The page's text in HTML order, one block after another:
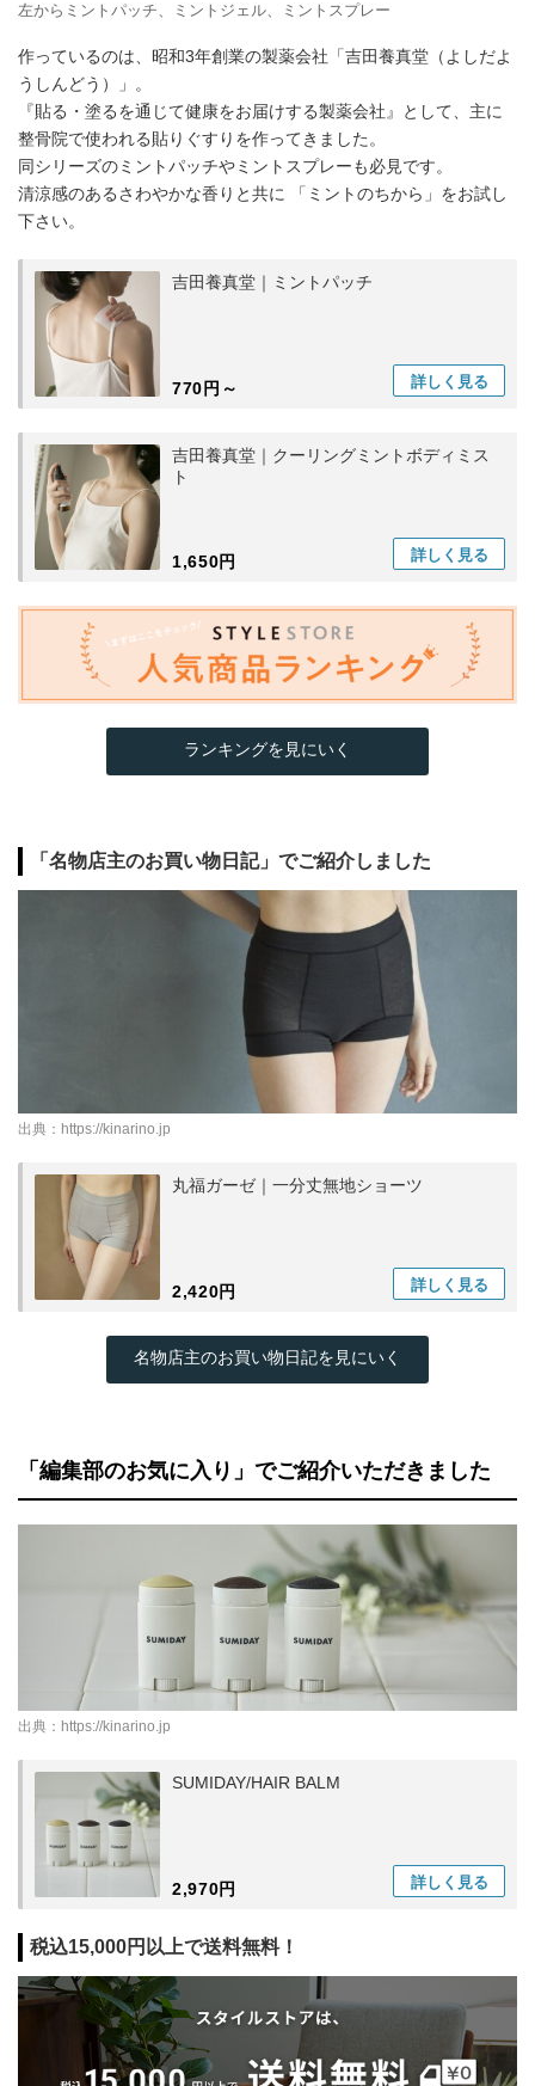
左からミントパッチ、ミントジェル、ミントスプレー
作っているのは、昭和3年創業の製薬会社「吉田養真堂（よしだよ
うしんどう）」。
『貼る・塗るを通じて健康をお届けする製薬会社』として、主に
整骨院で使われる貼りぐすりを作ってきました。
同シリーズのミントパッチやミントスプレーも必見です。
清涼感のあるさわやかな香りと共に 「ミントのちから」をお試し
下さい。
吉田養真堂｜ミントパッチ
770円～ 詳しく 見る
吉田養真堂｜クーリングミントボディミス
ト
1,650円 詳しく 見る
ランキングを見にいく
「名物店主のお買い物日記」でご紹介しました
出典： https://kinarino.jp
丸福ガーゼ｜一分丈無地ショーツ
2,420円 詳しく 見る
名物店主のお買い物日記を見にいく
「編集部のお気に入り」でご紹介いただきました
出典： https://kinarino.jp
SUMIDAY/HAIR BALM
2,970円 詳しく 見る
税込15,000円以上で送料無料！